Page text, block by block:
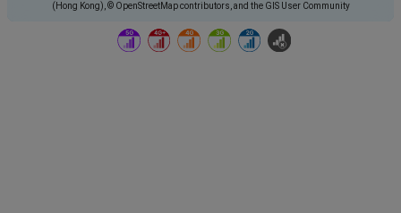
(Hong Kong), © OpenStreetMap contributors, and the GIS User Community